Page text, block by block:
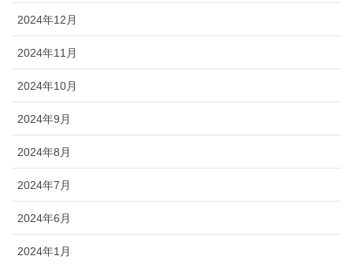
2024年12月
2024年11月
2024年10月
2024年9月
2024年8月
2024年7月
2024年6月
2024年1月